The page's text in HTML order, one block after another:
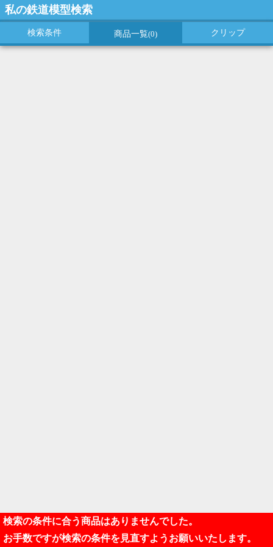
私の鉄道模型検索
検索条件 商品一覧(0) クリップ
検索の条件に合う商品はありませんでした。
お手数ですが検索の条件を見直すようお願いいたします。